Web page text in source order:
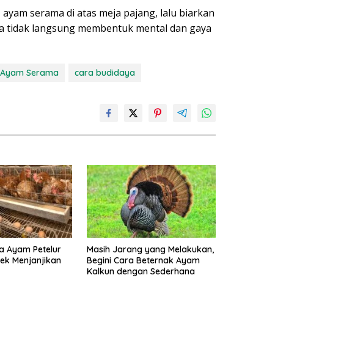
serama di atas meja pajang, lalu biarkan
tidak langsung membentuk mental dan gaya
Serama cara budidaya
Ayam Petelur
Menjanjikan
Masih Jarang yang Melakukan,
Begini Cara Beternak Ayam
Kalkun dengan Sederhana